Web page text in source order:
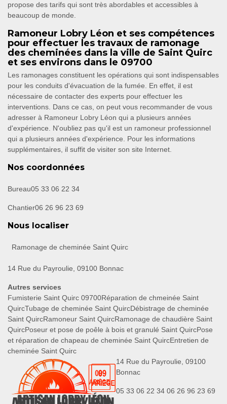
propose des tarifs qui sont très abordables et accessibles à
beaucoup de monde.
Ramoneur Lobry Léon et ses compétences
pour effectuer les travaux de ramonage
des cheminées dans la ville de Saint Quirc
et ses environs dans le 09700
Les ramonages constituent les opérations qui sont indispensables
pour les conduits d'évacuation de la fumée. En effet, il est
nécessaire de contacter des experts pour effectuer les
interventions. Dans ce cas, on peut vous recommander de vous
adresser à Ramoneur Lobry Léon qui a plusieurs années
d'expérience. N'oubliez pas qu'il est un ramoneur professionnel
qui a plusieurs années d'expérience. Pour les informations
supplémentaires, il suffit de visiter son site Internet.
Nos coordonnées
Bureau05 33 06 22 34
Chantier06 26 96 23 69
Nous localiser
Ramonage de cheminée Saint Quirc
14 Rue du Payroulie, 09100 Bonnac
Autres services
Fumisterie Saint Quirc 09700Réparation de chmeinée Saint
QuircTubage de cheminée Saint QuircDébistrage de cheminée
Saint QuircRamoneur Saint QuircRamonage de chaudière Saint
QuircPoseur et pose de poêle à bois et granulé Saint QuircPose
et réparation de chapeau de cheminée Saint QuircEntretien de
cheminée Saint Quirc
14 Rue du Payroulie, 09100
Bonnac
05 33 06 22 34 06 26 96 23 69